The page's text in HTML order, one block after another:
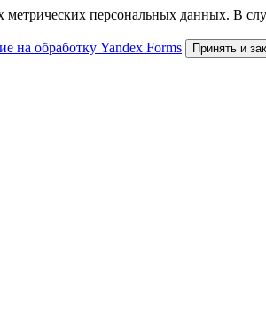
персональных данных. В
на обработку Yandex Forms Принять и